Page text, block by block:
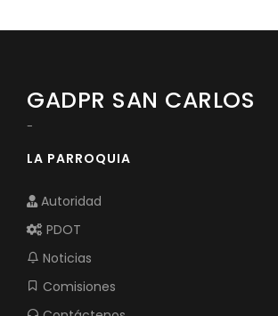
GADPR SAN CARLOS
-
LA PARROQUIA
Autoridad
PDOT
Noticias
Comisiones